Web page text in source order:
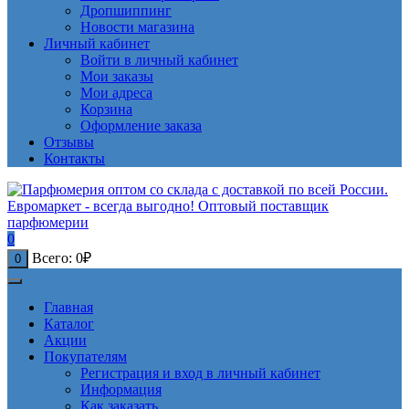
Дропшиппинг
Новости магазина
Личный кабинет
Войти в личный кабинет
Мои заказы
Мои адреса
Корзина
Оформление заказа
Отзывы
Контакты
0
0 Всего: 0₽
Главная
Каталог
Акции
Покупателям
Регистрация и вход в личный кабинет
Информация
Как заказать